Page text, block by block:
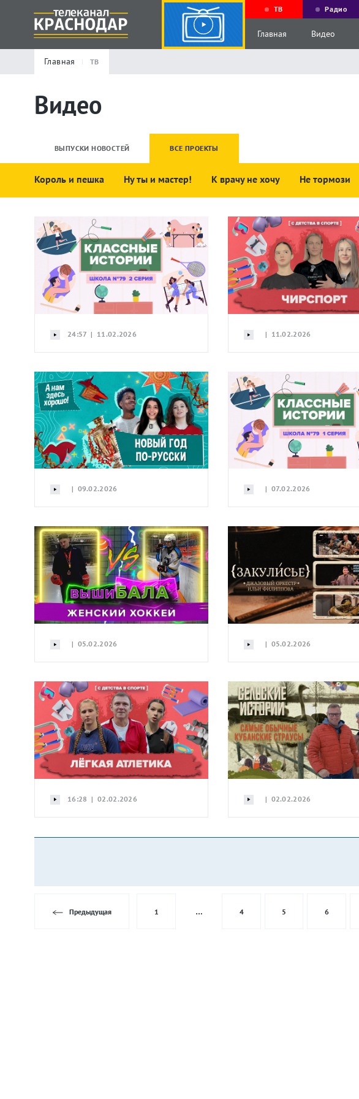
ТВ Радио
Главная Видео
Главная ТВ
Видео
ВЫПУСКИ НОВОСТЕЙ ВСЕ ПРОЕКТЫ
Король и пешка Ну ты и мастер! К врачу не хочу Не тормози
24:57 | 11.02.2026 | 11.02.2026
| 09.02.2026 | 07.02.2026
| 05.02.2026 | 05.02.2026
16:28 | 02.02.2026 | 02.02.2026
Предыдущая 1 … 4 5 6